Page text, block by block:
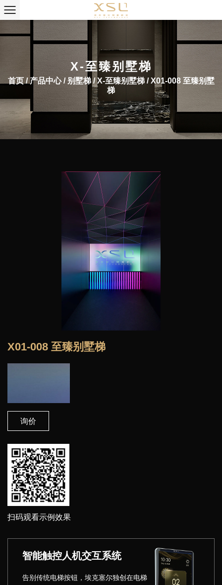
X-至臻别墅梯
首页/产品中心/别墅梯/X-至臻别墅梯/X01-008 至臻别墅
梯
X01-008 至臻别墅梯
询价
扫码观看示例效果
智能触控人机交互系统
告别传统电梯按钮，埃克塞尔独创在电梯